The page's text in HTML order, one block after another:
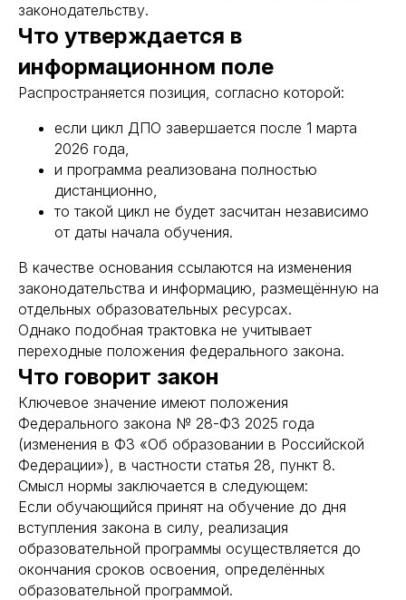
законодательству.
Что утверждается в
информационном поле
Распространяется позиция, согласно которой:
если цикл ДПО завершается после 1 марта
2026 года,
и программа реализована полностью
дистанционно,
то такой цикл не будет засчитан независимо
от даты начала обучения.
В качестве основания ссылаются на изменения
законодательства и информацию, размещённую на
отдельных образовательных ресурсах.
Однако подобная трактовка не учитывает
переходные положения федерального закона.
Что говорит закон
Ключевое значение имеют положения
Федерального закона № 28-ФЗ 2025 года
(изменения в ФЗ «Об образовании в Российской
Федерации»), в частности статья 28, пункт 8.
Смысл нормы заключается в следующем:
Если обучающийся принят на обучение до дня
вступления закона в силу, реализация
образовательной программы осуществляется до
окончания сроков освоения, определённых
образовательной программой.